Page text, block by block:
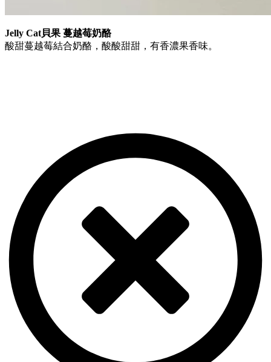
Jelly Cat貝果 蔓越莓奶酪
酸甜蔓越莓結合奶酪，酸酸甜甜，有香濃果香味。